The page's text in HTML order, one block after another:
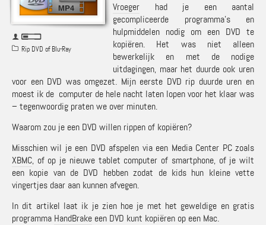
Rip DVD of Blu-Ray
Vroeger had je een aantal
gecompliceerde programma’s en
hulpmiddelen nodig om een DVD te
kopiëren. Het was niet alleen
bewerkelijk en met de nodige
uitdagingen, maar het duurde ook uren
voor een DVD was omgezet. Mijn eerste DVD rip duurde uren en
moest ik de computer de hele nacht laten lopen voor het klaar was
– tegenwoordig praten we over minuten.
Waarom zou je een DVD willen rippen of kopiëren?
Misschien wil je een DVD afspelen via een Media Center PC zoals
XBMC, of op je nieuwe tablet computer of smartphone, of je wilt
een kopie van de DVD hebben zodat de kids hun kleine vette
vingertjes daar aan kunnen afvegen.
In dit artikel laat ik je zien hoe je met het geweldige en gratis
programma HandBrake een DVD kunt kopiëren op een Mac.